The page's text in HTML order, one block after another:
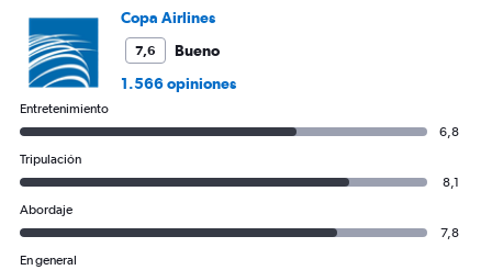
Copa Airlines
7,6
Bueno
1.566 opiniones
Entretenimiento
6,8
Tripulación
8,1
Abordaje
7,8
En general